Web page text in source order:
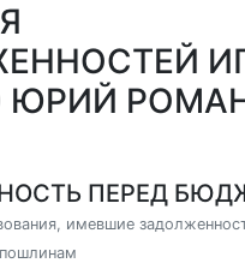
ЮРИЙ
ПЕРЕД
имевшие